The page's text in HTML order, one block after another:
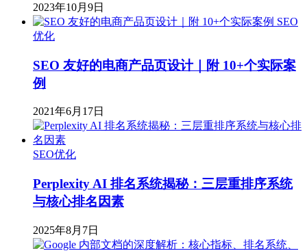
2023年10月9日
SEO
优化
SEO 友好的电商产品页设计｜附 10+个实际案
例
2021年6月17日
SEO优化
Perplexity AI 排名系统揭秘：三层重排序系统
与核心排名因素
2025年8月7日